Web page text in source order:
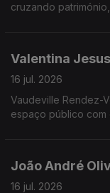
cruzando
Valentina
16 jul. 2026
Vaudeville Rendez-
espaço público com
João André
16 jul. 2026